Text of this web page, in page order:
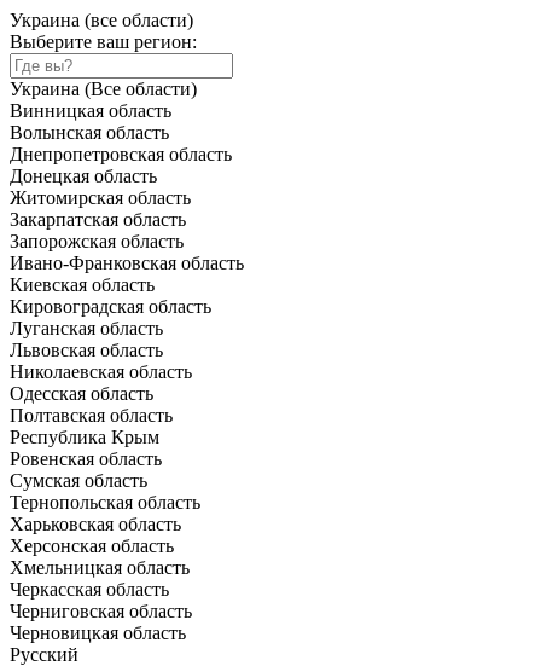
Украина (все области)
Выберите ваш регион:
Украина (Все области)
Винницкая область
Волынская область
Днепропетровская область
Донецкая область
Житомирская область
Закарпатская область
Запорожская область
Ивано-Франковская область
Киевская область
Кировоградская область
Луганская область
Львовская область
Николаевская область
Одесская область
Полтавская область
Республика Крым
Ровенская область
Сумская область
Тернопольская область
Харьковская область
Херсонская область
Хмельницкая область
Черкасская область
Черниговская область
Черновицкая область
Русский